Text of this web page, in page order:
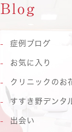
Blog
症例ブログ
お気に入り
クリニックのお
すすき野デンタ
出会い